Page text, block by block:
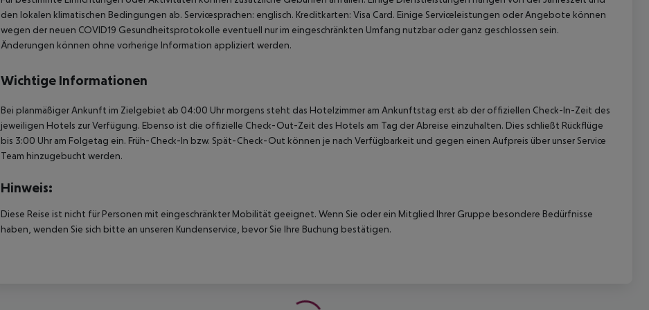
den lokalen klimatischen Bedingungen ab. Servicesprachen: englisch. Kreditkarten: Visa Card. Einige Serviceleistungen oder Angebote können
wegen der neuen COVID19 Gesundheitsprotokolle eventuell nur im eingeschränkten Umfang nutzbar oder ganz geschlossen sein.
Änderungen können ohne vorherige Information appliziert werden.
Wichtige Informationen
Bei planmäßiger Ankunft im Zielgebiet ab 04:00 Uhr morgens steht das Hotelzimmer am Ankunftstag erst ab der offiziellen Check-In-Zeit des
jeweiligen Hotels zur Verfügung. Ebenso ist die offizielle Check-Out-Zeit des Hotels am Tag der Abreise einzuhalten. Dies schließt Rückflüge
bis 3:00 Uhr am Folgetag ein. Früh-Check-In bzw. Spät-Check-Out können je nach Verfügbarkeit und gegen einen Aufpreis über unser Service
Team hinzugebucht werden.
Hinweis:
Diese Reise ist nicht für Personen mit eingeschränkter Mobilität geeignet. Wenn Sie oder ein Mitglied Ihrer Gruppe besondere Bedürfnisse
haben, wenden Sie sich bitte an unseren Kundenservice, bevor Sie Ihre Buchung bestätigen.